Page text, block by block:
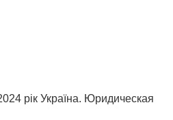
рік Україна. Юридическая